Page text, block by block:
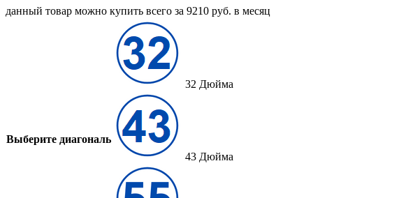
данный товар можно купить всего за 9210 руб. в месяц
Выберите диагональ
32 Дюйма
43 Дюйма